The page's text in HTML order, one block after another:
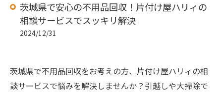
茨城県で安心の不用品回収！片付け屋ハリィの
相談サービスでスッキリ解決
2024/12/31
茨城県で不用品回収をお考えの方、片付け屋ハリィの相
談サービスで悩みを解決しませんか？引越しや大掃除で